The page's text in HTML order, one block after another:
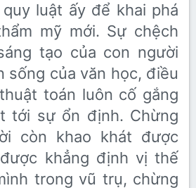
luật ấy để khai phá
mỹ mới. Sự chệch
tạo của con người
sống của văn học, điều
toán luôn cố gắng
tới sự ổn định. Chừng
còn khao khát được
khẳng định vị thế
trong vũ trụ, chừng